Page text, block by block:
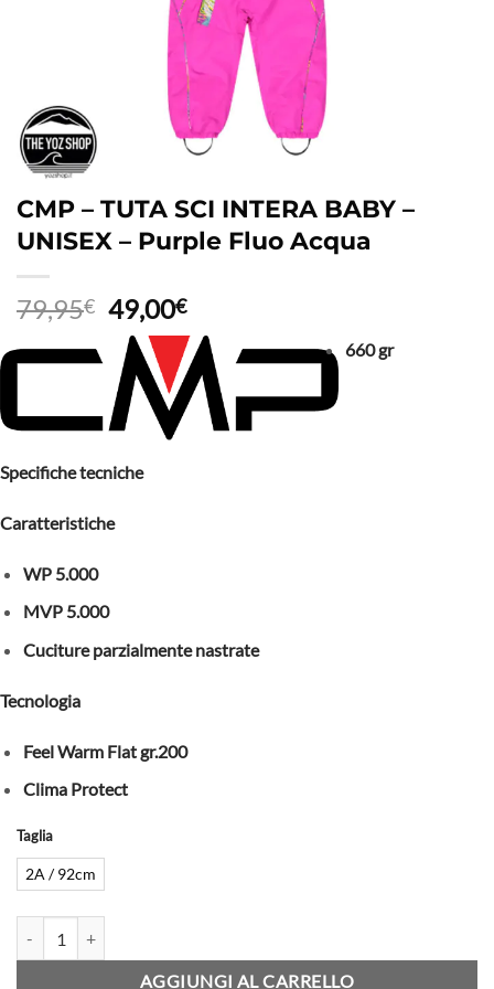
CMP – TUTA SCI INTERA BABY –
UNISEX – Purple Fluo Acqua
79,95€ Il
prezzo
originale
era:
79,95€.
49,00€Il
prezzo
attuale
è:
49,00€.
Specifiche tecniche
660 gr
Caratteristiche
WP 5.000
MVP 5.000
Cuciture parzialmente nastrate
Tecnologia
Feel Warm Flat gr.200
Clima Protect
Taglia
2A / 92cm
AGGIUNGI AL CARRELLO